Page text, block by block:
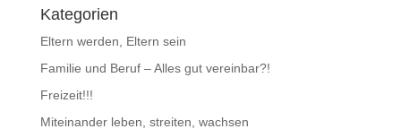
Kategorien
Eltern werden, Eltern sein
Familie und Beruf – Alles gut vereinbar?!
Freizeit!!!
Miteinander leben, streiten, wachsen